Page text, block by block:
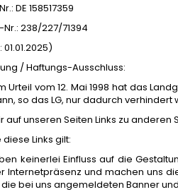
DE 158517359
238/227/71394
/ Haftungs-Ausschluss:
Urteil vom 12. Mai 1998 hat das
so das LG, nur dadurch
auf unseren Seiten Links zu
diese Links gilt:
keinerlei Einfluss auf die
Internetpräsenz und machen uns
bei uns angemeldeten Banner und